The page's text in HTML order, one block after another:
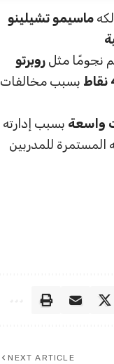
ماسيمو تشيلينو
نجومًا مثل روبرتو
بسبب مخالفات
واسعة بسبب إدارته
المستمرة للمدربين
NEXT ARTICLE